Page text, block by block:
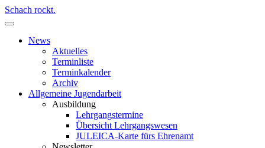
Schach rockt.
News
Aktuelles
Terminliste
Terminkalender
Archiv
Allgemeine Jugendarbeit
Ausbildung
Lehrgangstermine
Übersicht Lehrgangswesen
JULEICA-Karte fürs Ehrenamt